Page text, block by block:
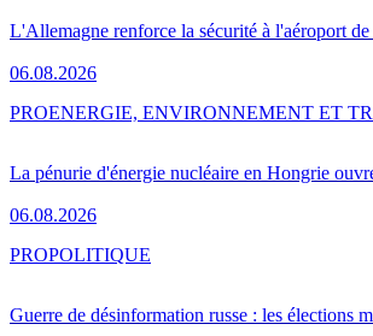
L'Allemagne renforce la sécurité à l'aéroport
06.08.2026
La pénurie d'énergie nucléaire en Hongrie
06.08.2026
PROENERGIE, ENVIRONNEMENT ET
Guerre de désinformation russe : les élections
PROPOLITIQUE